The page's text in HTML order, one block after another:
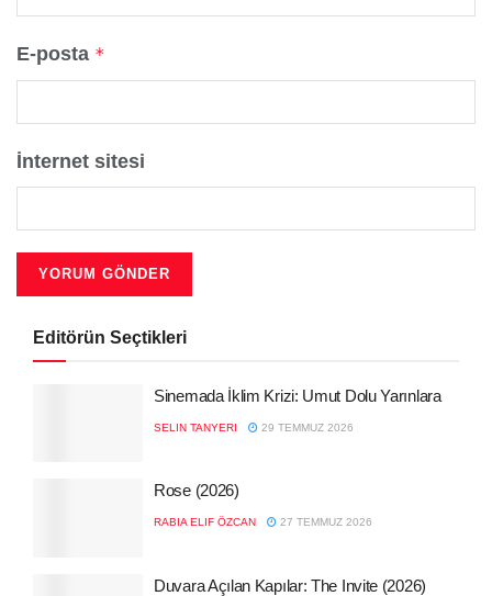
E-posta *
İnternet sitesi
Editörün Seçtikleri
Sinemada İklim Krizi: Umut Dolu Yarınlara
SELIN TANYERI 29 TEMMUZ 2026
Rose (2026)
RABIA ELIF ÖZCAN 27 TEMMUZ 2026
Duvara Açılan Kapılar: The Invite (2026)